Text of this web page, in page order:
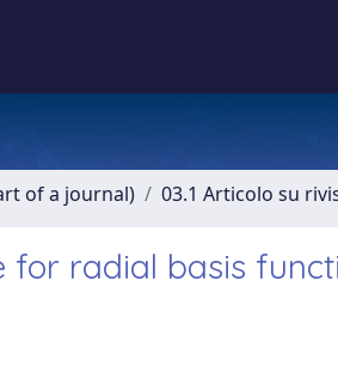
of a journal) 03.1 Articolo su
for radial basis